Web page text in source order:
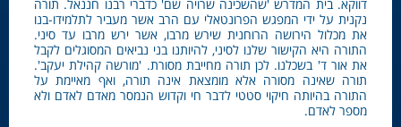
דווקא. בית המדרש 'שהשכינה שרויה שם' כדברי רבנו חננאל. תורה
נקנית על ידי המפגש הפרונטאלי עם הרב אשר מעביר לתלמידו-בנו
את מכלול הירושה הרוחנית שירש מרבו, אשר ירש מרבו עד סיני.
התורה היא הקישור שלנו לסיני, להיותנו בני נביאים המסוגלים לקבל
את אור ד' בשכלנו. לכן תורה מחייבת מסורת. 'מורשה קהילת יעקב'.
תורה שאינה מסורה אלא מומצאת אינה תורה, ואף מאיימת על
התורה בהיותה חיקוי סטטי לדבר חי וקדוש הנמסר מאדם לאדם ולא
מספר לאדם.